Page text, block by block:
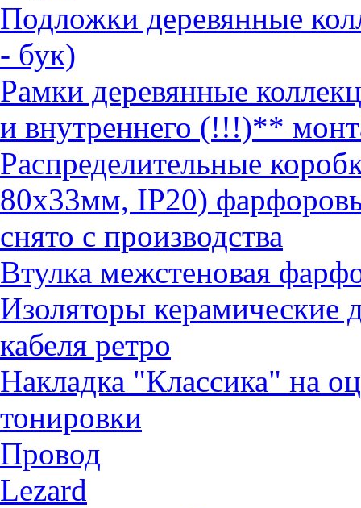
Подложки деревянные
- бук)
Рамки деревянные
и внутреннего (!!!)**
Распределительные
80х33мм, IP20)
снято с производства
Втулка межстеновая
Изоляторы керамические
кабеля ретро
Накладка "Классика" на
тонировки
Провод
Lezard